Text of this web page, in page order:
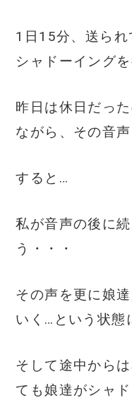
o
o
k
1日15分、送られ
シャドーイングを
昨日は休日だっ
ながら、その音
すると…
私が音声の後に
う・・・
その声を更に娘
いく…という状態
そして途中から
ても娘達がシャ